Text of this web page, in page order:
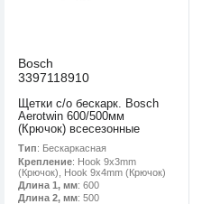
Bosch
3397118910
Щетки с/о бескарк. Bosch
Aerotwin 600/500мм
(Крючок) всесезонные
Тип: Бескаркасная
Крепление: Hook 9x3mm
(Крючок), Hook 9x4mm (Крючок)
Длина 1, мм: 600
Длина 2, мм: 500